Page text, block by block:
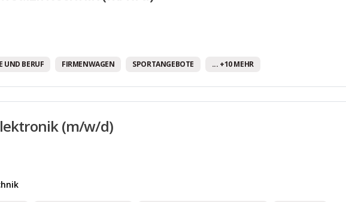
UND BERUF FIRMENWAGEN SPORTANGEBOTE ... +10 MEHR
(m/w/d)